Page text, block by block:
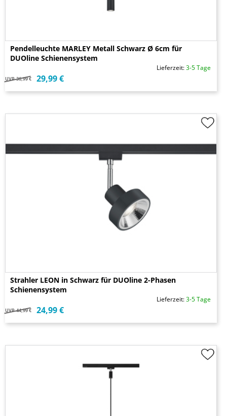
Pendelleuchte MARLEY Metall Schwarz Ø 6cm für
DUOline Schienensystem
Lieferzeit:3-5 Tage
UVP 36,99 € 29,99 €
Strahler LEON in Schwarz für DUOline 2-Phasen
Schienensystem
Lieferzeit:3-5 Tage
UVP 44,99 € 24,99 €